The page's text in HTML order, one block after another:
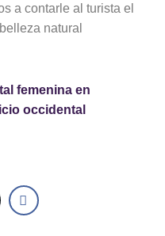
a contarle al turista el
natural
femenina en
occidental